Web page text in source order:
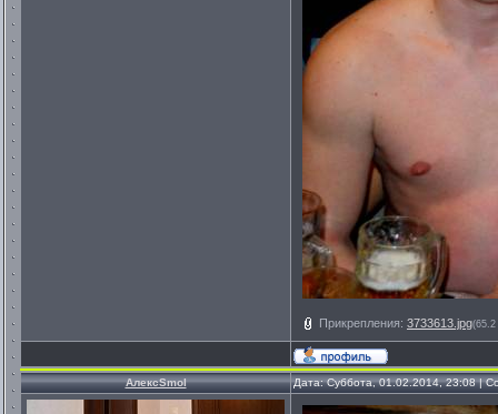
Прикрепления: 3733613.jpg(65.2
АлексSmol Дата: Суббота, 01.02.2014, 23:08 |